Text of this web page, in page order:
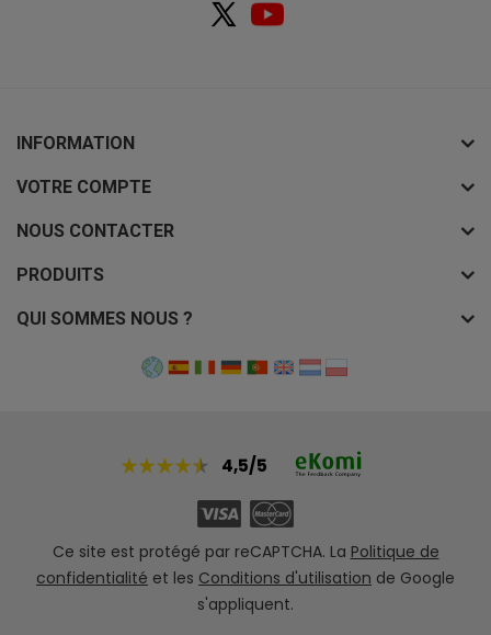
INFORMATION
VOTRE COMPTE
NOUS CONTACTER
PRODUITS
QUI SOMMES NOUS ?
4,5/5
Ce site est protégé par reCAPTCHA. La Politique de
confidentialité et les Conditions d'utilisation de Google
s'appliquent.